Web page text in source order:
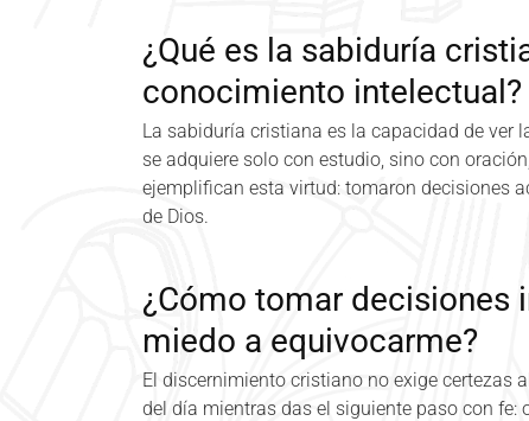
¿Qué es la sabiduría
conocimiento intelectual?
La sabiduría cristiana es la capacidad de ver
se adquiere solo con estudio, sino con
ejemplifican esta virtud: tomaron decisiones
de Dios.
¿Cómo tomar decisiones
miedo a equivocarme?
El discernimiento cristiano no exige certezas
del día mientras das el siguiente paso con